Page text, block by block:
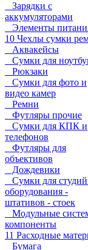
Зарядки с
аккумуляторами
Элементы
10 Чехлы сумки
Аквакейсы
Сумки для
Рюкзаки
Сумки для фото и
видео камер
Ремни
Футляры прочие
Сумки для КПК и
телефонов
Футляры для
объективов
Дождевики
Сумки для
оборудования -
штативов - стоек
Модульные
компоненты
11 Расходные
Бумага